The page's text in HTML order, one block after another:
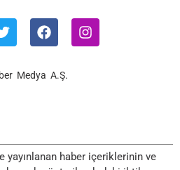
Medya A.Ş.
yayınlanan haber içeriklerinin ve